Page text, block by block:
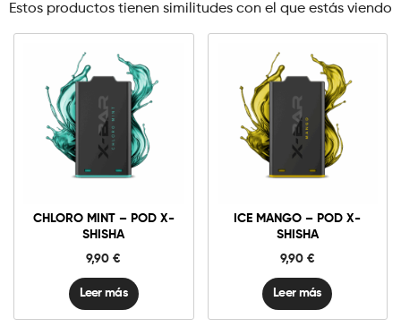
Estos productos tienen similitudes con el que estás viendo
CHLORO MINT – POD X-
SHISHA
9,90€
Leer más
ICE MANGO – POD X-
SHISHA
9,90 €
Leer más